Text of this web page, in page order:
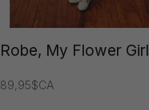
Robe, My Flower Girl
89,95$CA